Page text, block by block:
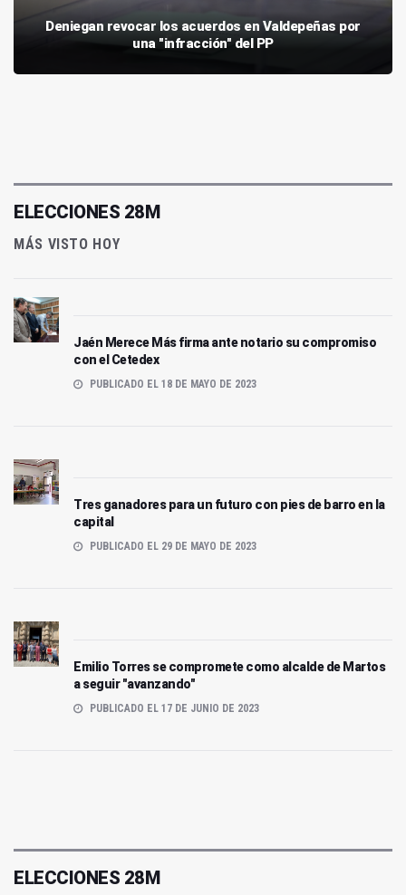
Deniegan revocar los acuerdos en Valdepeñas por
una "infracción" del PP
ELECCIONES 28M
MÁS VISTO HOY
Jaén Merece Más firma ante notario su compromiso
con el Cetedex
PUBLICADO EL 18 DE MAYO DE 2023
Tres ganadores para un futuro con pies de barro en la
capital
PUBLICADO EL 29 DE MAYO DE 2023
Emilio Torres se compromete como alcalde de Martos
a seguir "avanzando"
PUBLICADO EL 17 DE JUNIO DE 2023
ELECCIONES 28M